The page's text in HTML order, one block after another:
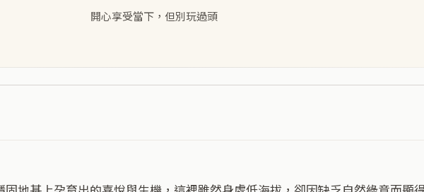
開心享受當下，但別玩過頭